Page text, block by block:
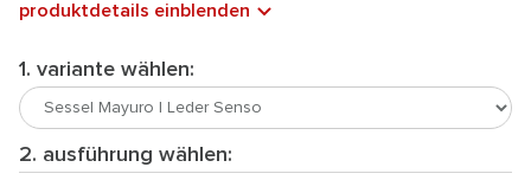
produktdetails einblenden
1. variante wählen:
2. ausführung wählen: